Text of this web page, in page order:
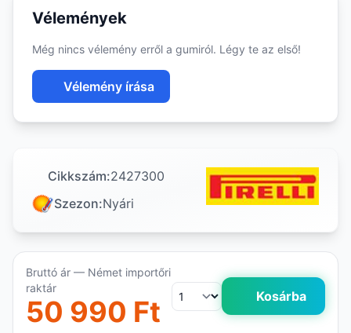
Vélemények
Még nincs vélemény erről a gumiról. Légy te az első!
Vélemény írása
Cikkszám:2427300
Szezon:Nyári
Bruttó ár — Német importőri
raktár
50 990 Ft Kosárba